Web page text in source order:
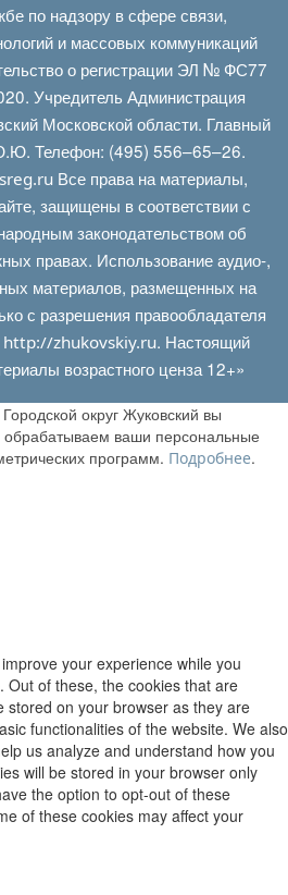
по надзору в сфере связи,
и массовых коммуникаций
о регистрации ЭЛ № ФС77
Учредитель Администрация
Московской области. Главный
Телефон: (495) 556–65–26.
Все права на материалы,
защищены в соответствии с
законодательством об
правах. Использование аудио-,
материалов, размещенных на
с разрешения правообладателя
http://zhukovskiy.ru. Настоящий
возрастного ценза 12+»
округ Жуковский вы
ваши персональные
программ. Подробнее.
your experience while you
Out of these, the cookies that are
stored on your browser as they are
functionalities of the website. We also
us analyze and understand how you
will be stored in your browser only
the option to opt-out of these
of these cookies may affect your